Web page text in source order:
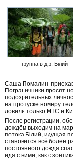
группа в д.р. Білий
Саша Помалин,
Пограничники просят
подозрительных
на пропуске номеру
ловили только МТС и
После регистрации,
дождём выходим на
потока Білий, идущая
становится всё более
постоянного дождя
идя с ними, как с